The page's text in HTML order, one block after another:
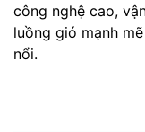
công nghệ cao,
luồng gió mạnh
nổi.